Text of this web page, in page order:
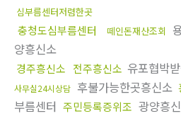
심부름센터저렴한곳
충청도심부름센터 떼인돈재산조회
양흥신소
경주흥신소 전주흥신소 유포협박
사무실24시상담 후불가능한곳흥신소
부름센터 주민등록증위조 광양흥